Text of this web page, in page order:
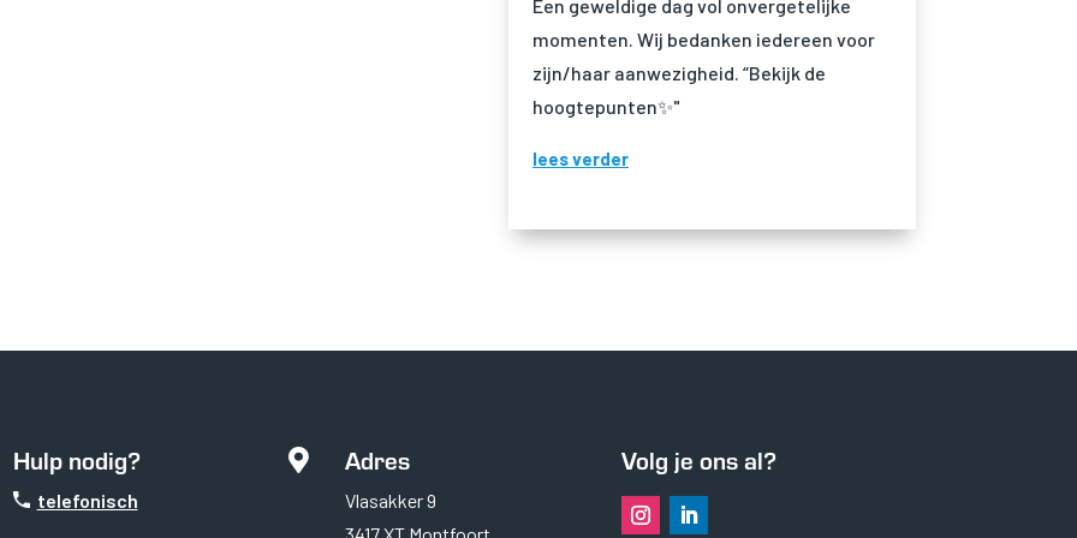
Een geweldige dag vol onvergetelijke
momenten. Wij bedanken iedereen voor
zijn/haar aanwezigheid. “Bekijk de
hoogtepunten✨"
lees verder
Hulp nodig?
telefonisch
 Adres
Vlasakker 9
Volg je ons al?